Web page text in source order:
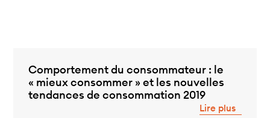
Comportement du consommateur : le
« mieux consommer » et les nouvelles
tendances de consommation 2019
Lire plus